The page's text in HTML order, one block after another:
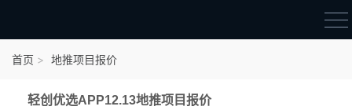
首页 地推项目报价
轻创优选APP12.13地推项目报价